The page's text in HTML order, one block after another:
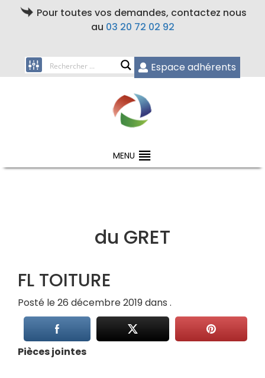
Pour toutes vos demandes, contactez nous
au 03 20 72 02 92
Espace adhérents
MENU
du GRET
FL TOITURE
Posté le 26 décembre 2019 dans .
Pièces jointes